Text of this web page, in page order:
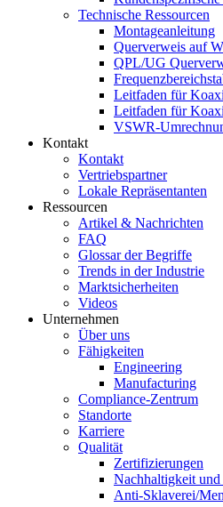
Technische Ressourcen
Montageanleitung
Querverweis auf
QPL/UG
Leitfaden für
Leitfaden für
VSWR-
Kontakt
Kontakt
Vertriebspartner
Lokale Repräsentanten
Ressourcen
Artikel & Nachrichten
FAQ
Glossar der Begriffe
Trends in der Industrie
Marktsicherheiten
Videos
Unternehmen
Über uns
Fähigkeiten
Engineering
Manufacturing
Compliance-Zentrum
Standorte
Karriere
Qualität
Zertifizierungen
Nachhaltigkeit
Anti-Sklaverei/